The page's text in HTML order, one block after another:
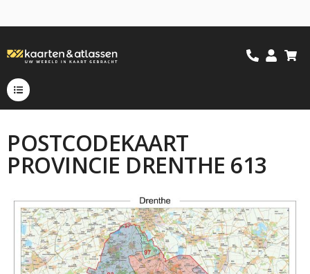
POSTCODEKAART
PROVINCIE DRENTHE 613